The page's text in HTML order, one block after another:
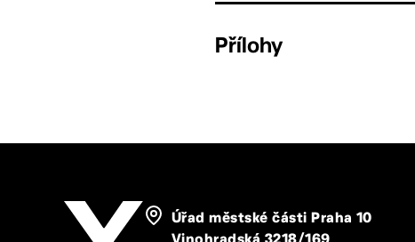
Přílohy
Úřad městské části Praha 10